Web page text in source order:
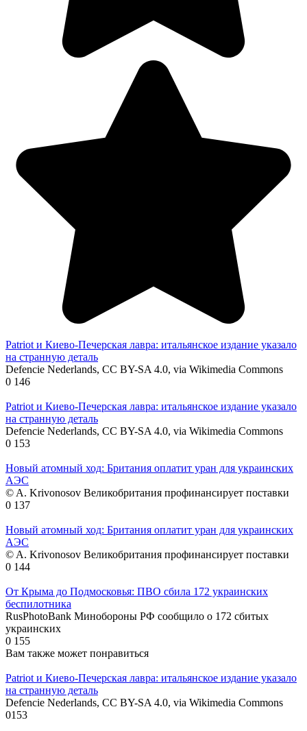
Patriot и Киево-Печерская лавра: итальянское издание указало
на странную деталь
Defencie Nederlands, CC BY-SA 4.0, via Wikimedia Commons
0 146
Patriot и Киево-Печерская лавра: итальянское издание указало
на странную деталь
Defencie Nederlands, CC BY-SA 4.0, via Wikimedia Commons
0 153
Новый атомный ход: Британия оплатит уран для украинских
АЭС
© A. Krivonosov Великобритания профинансирует поставки
0 137
Новый атомный ход: Британия оплатит уран для украинских
АЭС
© A. Krivonosov Великобритания профинансирует поставки
0 144
От Крыма до Подмосковья: ПВО сбила 172 украинских
беспилотника
RusPhotoBank Минобороны РФ сообщило о 172 сбитых
украинских
0 155
Вам также может понравиться
Patriot и Киево-Печерская лавра: итальянское издание указало
на странную деталь
Defencie Nederlands, CC BY-SA 4.0, via Wikimedia Commons
0153